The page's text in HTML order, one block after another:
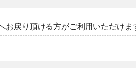
戻り頂ける方がご利用いただけま